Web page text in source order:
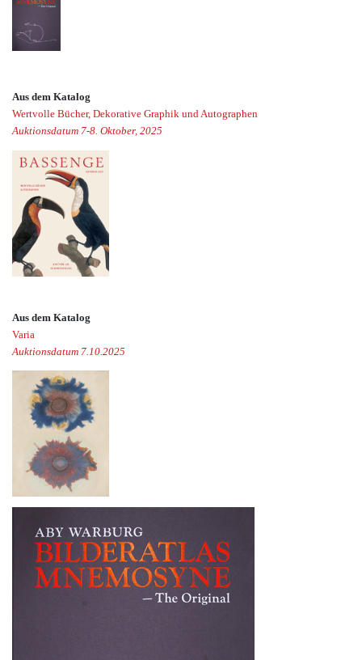
Aus dem Katalog
Wertvolle Bücher, Dekorative Graphik und Autographen
Auktionsdatum 7-8. Oktober, 2025
Aus dem Katalog
Varia
Auktionsdatum 7.10.2025